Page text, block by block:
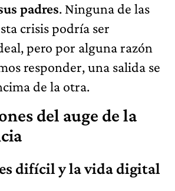
padres. Ninguna de las
crisis podría ser
pero por alguna razón
responder, una salida se
de la otra.
del auge de la
difícil y la vida digital